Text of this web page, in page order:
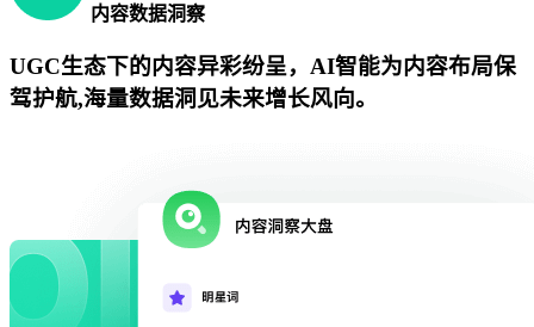
内容数据洞察
UGC生态下的内容异彩纷呈，AI智能为内容布局保
驾护航,海量数据洞见未来增长风向。